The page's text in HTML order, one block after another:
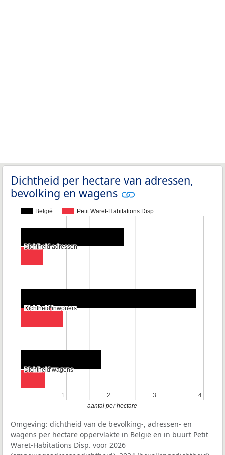
Dichtheid per hectare van adressen,
bevolking en wagens
België Petit Waret-Habitations Disp.
1
1 2
2 3
3 4
4
Dichtheid adressen
Dichtheid adressen
Dichtheid inwoners
Dichtheid inwoners
Dichtheid wagens
Dichtheid wagens
aantal per hectare
Omgeving: dichtheid van de bevolking-, adressen- en
wagens per hectare oppervlakte in België en in buurt Petit
Waret-Habitations Disp. voor 2026